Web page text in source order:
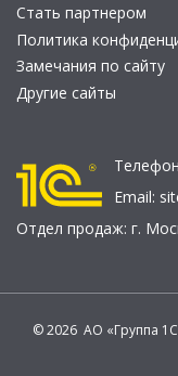
Стать партнером
Политика
Замечания по сайту
Другие сайты
Email:
Отдел продаж: г.
© 2026 АО «Группа